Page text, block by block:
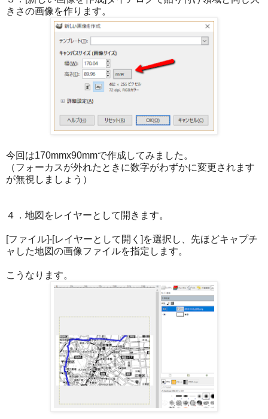
きさの画像を作ります。
今回は170mmx90mmで作成してみました。
（フォーカスが外れたときに数字がわずかに変更されます
が無視しましょう）
４．地図をレイヤーとして開きます。
[ファイル]-[レイヤーとして開く]を選択し、先ほどキャプチ
ャした地図の画像ファイルを指定します。
こうなります。